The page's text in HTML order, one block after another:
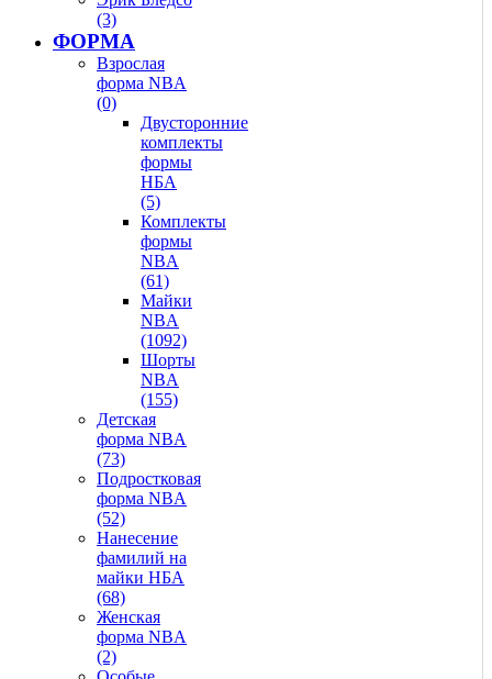
(3)
ФОРМА
Взрослая
форма NBA
(0)
Двусторонние
комплекты
формы
НБА
(5)
Комплекты
формы
NBA
(61)
Майки
NBA
(1092)
Шорты
NBA
(155)
Детская
форма NBA
(73)
Подростковая
форма NBA
(52)
Нанесение
фамилий на
майки НБА
(68)
Женская
форма NBA
(2)